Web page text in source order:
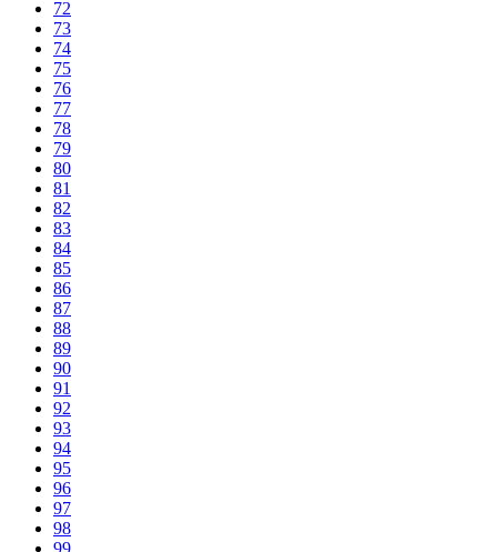
72
73
74
75
76
77
78
79
80
81
82
83
84
85
86
87
88
89
90
91
92
93
94
95
96
97
98